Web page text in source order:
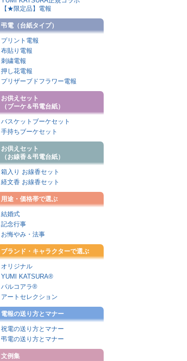
【★限定品】電報
弔電（台紙タイプ）
プリント電報
布貼り電報
刺繍電報
押し花電報
プリザーブドフラワー電報
お供えセット
（ブーケ＆弔電台紙）
バスケットブーケセット
手持ちブーケセット
お供えセット
（お線香＆弔電台紙）
箱入り お線香セット
経文香 お線香セット
用途・価格帯で選ぶ
結婚式
記念行事
お悔やみ・法事
ブランド・キャラクターで選ぶ
オリジナル
YUMI KATSURA®
パルコアラ®
アートセレクション
電報の送り方とマナー
祝電の送り方とマナー
弔電の送り方とマナー
文例集